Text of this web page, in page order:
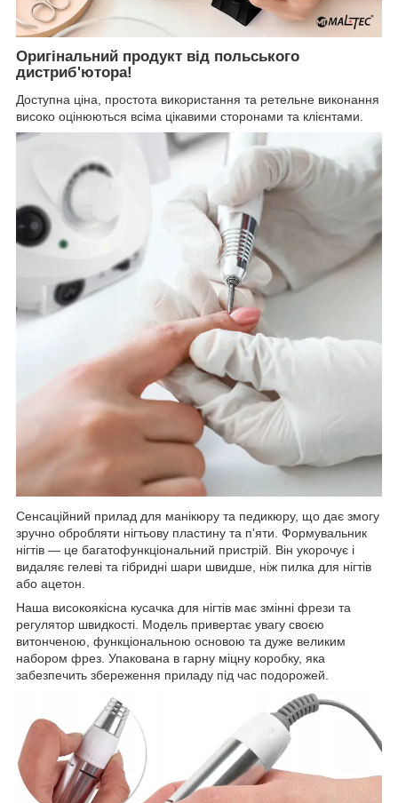
Оригінальний продукт від польського
дистриб'ютора!
Доступна ціна, простота використання та ретельне виконання
високо оцінюються всіма цікавими сторонами та клієнтами.
Сенсаційний прилад для манікюру та педикюру, що дає змогу
зручно обробляти нігтьову пластину та п'яти. Формувальник
нігтів — це багатофункціональний пристрій. Він укорочує і
видаляє гелеві та гібридні шари швидше, ніж пилка для нігтів
або ацетон.
Наша високоякісна кусачка для нігтів має змінні фрези та
регулятор швидкості. Модель привертає увагу своєю
витонченою, функціональною основою та дуже великим
набором фрез. Упакована в гарну міцну коробку, яка
забезпечить збереження приладу під час подорожей.